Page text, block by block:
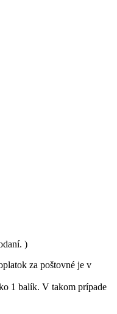
)
za poštovné je v
1 balík. V takom prípade